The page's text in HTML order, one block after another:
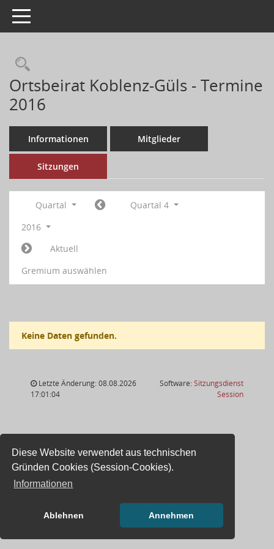
Diese Website verwendet aus technischen
Gründen Cookies (Session-Cookies).
Informationen
Ablehnen Annehmen
Toggle navigation
Ortsbeirat Koblenz-Güls - Termine
2016
Informationen Mitglieder
Sitzungen
Quartal
Quartal 4
2016
Aktuell
Gremium auswählen
Keine Daten gefunden.
Letzte Änderung: 08.08.2026
17:01:04
Software:Sitzungsdienst
Session(Wird in